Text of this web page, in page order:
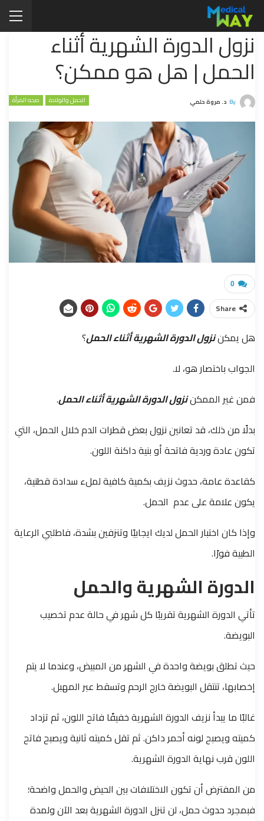
نزول الدورة الشهرية أثناء
الحمل | هل هو ممكن؟
الحمل والولادة صحه المرأة By د. مروة حلمي
0
Share
هل يمكننزول الدورة الشهرية أثناء الحمل؟
الجواب باختصار هو، لا.
فمن غير الممكننزول الدورة الشهرية أثناء الحمل.
بدلًا من ذلك، قد تعانين نزول بعض قطرات الدم خلال الحمل، التي
تكون عادة وردية فاتحة أو بنية داكنة اللون.
كقاعدة عامة، حدوث نزيف بكمية كافية لملء سدادة قطنية،
يكون علامة على عدم الحمل.
وإذا كان اختبار الحمل لديك ايجابيًا وتنزفين بشدة، فاطلبي الرعاية
الطبية فورًا.
الدورة الشهرية والحمل
تأتي الدورة الشهرية تقريبًا كل شهر في حالة عدم تخصيب
البويضة.
حيث تطلق بويضة واحدة في الشهر من المبيض، وعندما لا يتم
إخصابها، تنتقل البويضة خارج الرحم وتسقط عبر المهبل.
غالبًا ما يبدأ نزيف الدورة الشهرية خفيفًا فاتح اللون، ثم تزداد
كميته ويصبح لونه أحمر داكن. ثم تقل كميته ثانية ويصبح فاتح
اللون قرب نهاية الدورة الشهرية.
من المفترض أن تكون الاختلافات بين الحيض والحمل واضحة؛
فبمجرد حدوث حمل، لن تنزل الدورة الشهرية بعد الآن ولمدة